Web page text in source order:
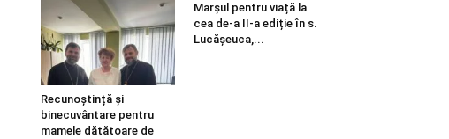
Recunoștință și
binecuvântare pentru
mamele dătătoare de
Marșul pentru viață la
cea de-a II-a ediție în s.
Lucășeuca,...